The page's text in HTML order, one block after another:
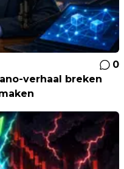
0
verhaal breken